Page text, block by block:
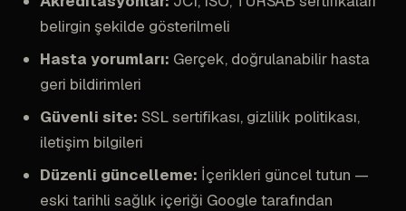
belirgin şekilde gösterilmeli
Hasta yorumları: Gerçek, doğrulanabilir hasta
geri bildirimleri
Güvenli site: SSL sertifikası, gizlilik politikası,
iletişim bilgileri
Düzenli güncelleme: İçerikleri güncel tutun —
eski tarihli sağlık içeriği Google tarafından